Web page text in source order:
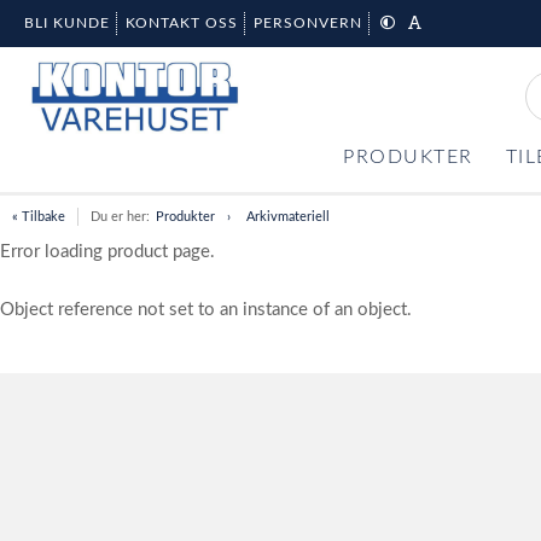
BLI KUNDE KONTAKT OSS PERSONVERN
PRODUKTER
« Tilbake Du er her: Produkter Arkivmateriell
Error loading product page.
Object reference not set to an instance of an object.